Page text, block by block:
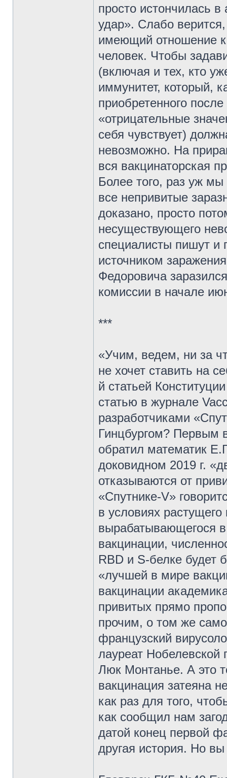
просто истончилась в
удар». Слабо
имеющий отношение
человек. Чтобы
(включая и тех, кто
иммунитет, который,
приобретенного
«отрицательные
себя чувствует)
невозможно. На
вся вакцинаторская
Более того, раз уж
все непривитые
доказано, просто
несуществующего
специалисты пишут и
источником
Федоровича
комиссии в начале
***
«Учим, ведем, ни за
не хочет ставить на
й статьей
статью в журнале
разработчиками
Гинцбургом? Первым
обратил математик
доковидном 2019 г.
отказываются от
«Спутнике-V»
в условиях растущего
вырабатывающегося в
вакцинации,
RBD и S-белке будет
«лучшей в мире
вакцинации
привитых прямо
прочим, о том же
французский
лауреат
Люк Монтанье. А это
вакцинация затеяна
как раз для того,
как сообщил нам
датой конец первой
другая история. Но